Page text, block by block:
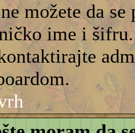
možete da
ime i